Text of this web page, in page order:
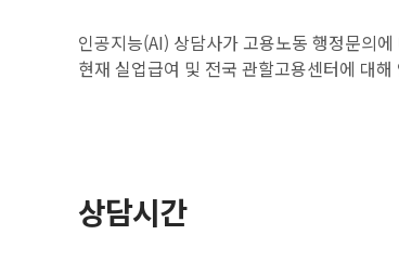
인공지능(AI) 상담사가 고용노동 행정문의
현재 실업급여 및 전국 관할고용센터에 대
상담시간